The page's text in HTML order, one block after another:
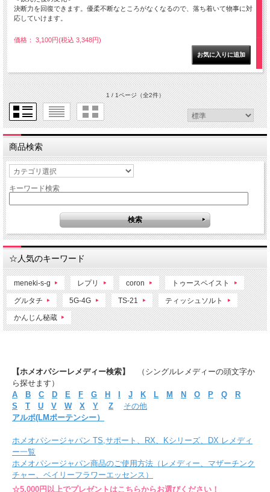
決断力を回復できます。優柔不断なところがなくなるので、落ち着いて物事に対
応していけます。
価格： 3,100円(税込 3,348円)
1 / 1ページ（全2件）
商品検索
キーワード検索
☆人気のキーワード
meneki-s-g レプリ coron トゥースペイスト
グルタチ 5G-4G TS-21 ティッシュソルト
かんじん秘蔵
【ホメオパシーレメディー検索】
（シングルレメディーの頭文字か
ら探せます）
A
B C D E F G H J K L M N O P Q
R
S
T U V W X Y Z
その他
アルポ(LMポーテンシー）
ホメオパシージャパン TS,サポート、RX、Kシリーズ、DX レメディ
ー一覧
ホメオパシージャパン商品のご使用方法（レメディー、マザーチンク
チャー、ベイリーフラワーエッセンス）
☆5,000円以上でプレゼントはこちらからお選びください！